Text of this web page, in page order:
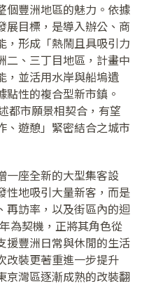
個豐洲地區的魅力。依據
展目標，是導入辦公、商
，形成「熱鬧且具吸引力
二、三丁目地區，計畫中
，並活用水岸與船塢遺
性的複合型新市鎮。
都市願景相契合，有望
、遊憩」緊密結合之城市
一座全新的大型集客設
性地吸引大量新客，而是
再訪率，以及街區內的迴
為契機，正將其角色從
援豐洲日常與休閒的生活
改裝更著重進一步提升
京灣區逐漸成熟的改裝翻